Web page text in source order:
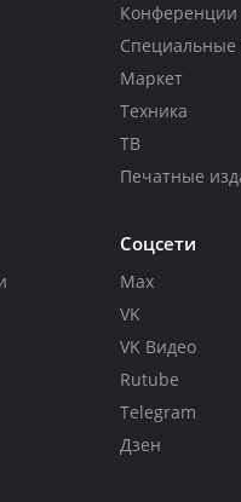
Конференции
Специальные
Маркет
Техника
ТВ
Печатные
Соцсети
Max
VK
VK Видео
Rutube
Telegram
Дзен